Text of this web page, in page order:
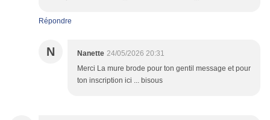
Répondre
N Nanette 24/05/2026 20:31
Merci La mure brode pour ton gentil message et pour
ton inscription ici ... bisous